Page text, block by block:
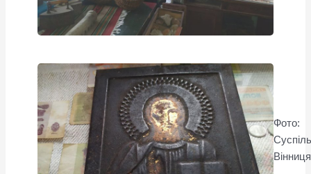
Фото:
Вінниця